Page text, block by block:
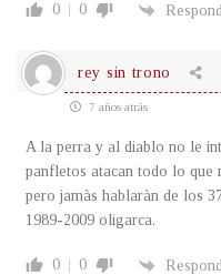
0 0
rey sin trono
7 años atrás
A la perra y al diablo no le
panfletos atacan todo lo que
pero jamàs hablaràn de los
1989-2009 oligarca.
0 0